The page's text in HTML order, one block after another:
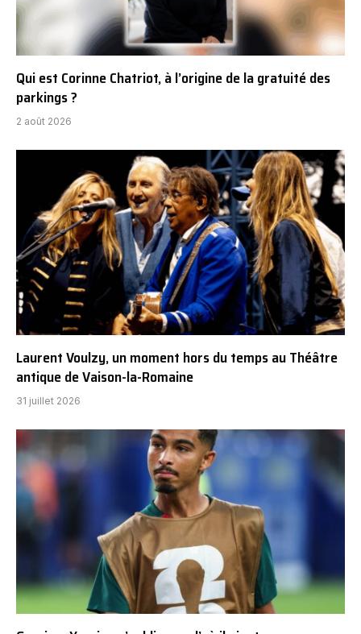
Qui est Corinne Chatriot, à l’origine de la gratuité des
parkings ?
2 août 2026
Laurent Voulzy, un moment hors du temps au Théâtre
antique de Vaison-la-Romaine
31 juillet 2026